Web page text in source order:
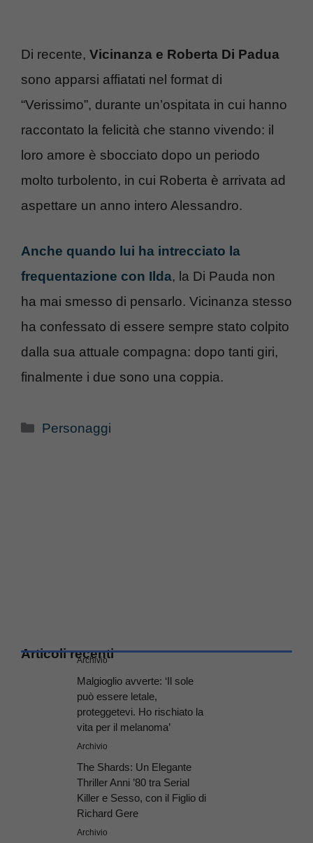
Di recente, Vicinanza e Roberta Di Padua
sono apparsi affiatati nel format di
“Verissimo”, durante un’ospitata in cui hanno
raccontato la felicità che stanno vivendo: il
loro amore è sbocciato dopo un periodo
molto turbolento, in cui Roberta è arrivata ad
aspettare un anno intero Alessandro.
Anche quando lui ha intrecciato la
frequentazione con Ilda, la Di Pauda non
ha mai smesso di pensarlo. Vicinanza stesso
ha confessato di essere sempre stato colpito
dalla sua attuale compagna: dopo tanti giri,
finalmente i due sono una coppia.
Categorie
Personaggi
Articoli recenti
Archivio
Malgioglio avverte: ‘Il sole
può essere letale,
proteggetevi. Ho rischiato la
vita per il melanoma’
Archivio
The Shards: Un Elegante
Thriller Anni ’80 tra Serial
Killer e Sesso, con il Figlio di
Richard Gere
Archivio